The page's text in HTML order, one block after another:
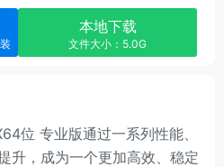
本地下载
文件大小：5.0G
专业版通过一系列性能、
升，成为一个更加高效、稳定